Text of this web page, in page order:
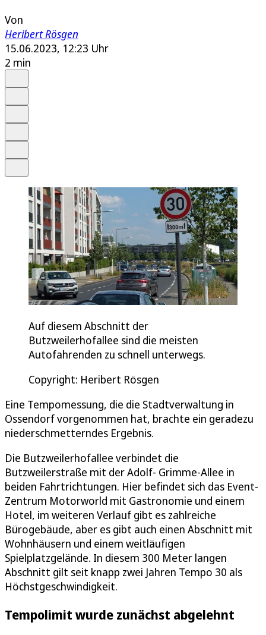
Von
Heribert Rösgen
15.06.2023, 12:23 Uhr
2 min
Auf diesem Abschnitt der
Butzweilerhofallee sind die meisten
Autofahrenden zu schnell unterwegs.
Copyright: Heribert Rösgen
Eine Tempomessung, die die Stadtverwaltung in
Ossendorf vorgenommen hat, brachte ein geradezu
niederschmetterndes Ergebnis.
Die Butzweilerhofallee verbindet die
Butzweilerstraße mit der Adolf- Grimme-Allee in
beiden Fahrtrichtungen. Hier befindet sich das Event-
Zentrum Motorworld mit Gastronomie und einem
Hotel, im weiteren Verlauf gibt es zahlreiche
Bürogebäude, aber es gibt auch einen Abschnitt mit
Wohnhäusern und einem weitläufigen
Spielplatzgelände. In diesem 300 Meter langen
Abschnitt gilt seit knapp zwei Jahren Tempo 30 als
Höchstgeschwindigkeit.
Tempolimit wurde zunächst abgelehnt